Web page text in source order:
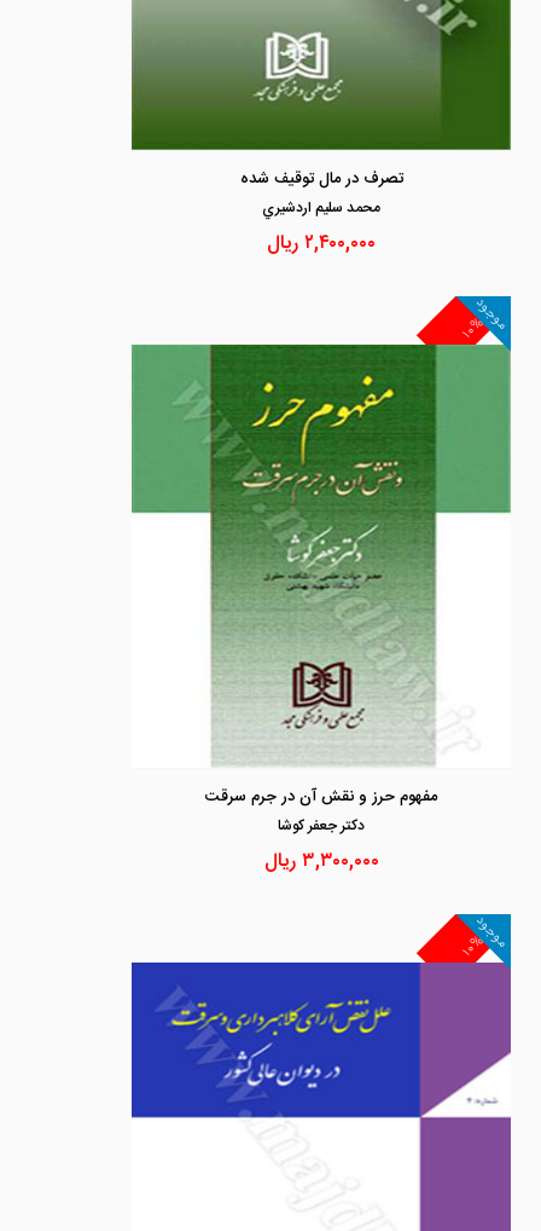
تصرف در مال توقیف شده
محمد سليم اردشيري
۲,۴۰۰,۰۰۰ریال
۱۰%
موجود
مفهوم حرز و نقش آن در جرم سرقت
دكتر جعفر كوشا
۳,۳۰۰,۰۰۰ریال
۱۰%
موجود